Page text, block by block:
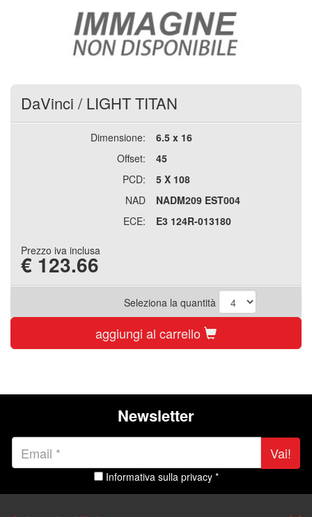
DaVinci / LIGHT TITAN
Dimensione:
6.5 x 16
Offset:
45
PCD:
5 X 108
NAD
NADM209 EST004
ECE:
E3 124R-013180
Prezzo iva inclusa
€ 123.66
Seleziona la quantità
aggiungi al carrello
Newsletter
Vai!
Informativa sulla privacy *